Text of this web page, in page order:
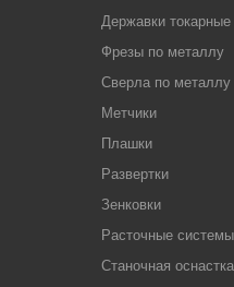
Державки токарные
Фрезы по металлу
Сверла по металлу
Метчики
Плашки
Развертки
Зенковки
Расточные системы
Станочная оснастка